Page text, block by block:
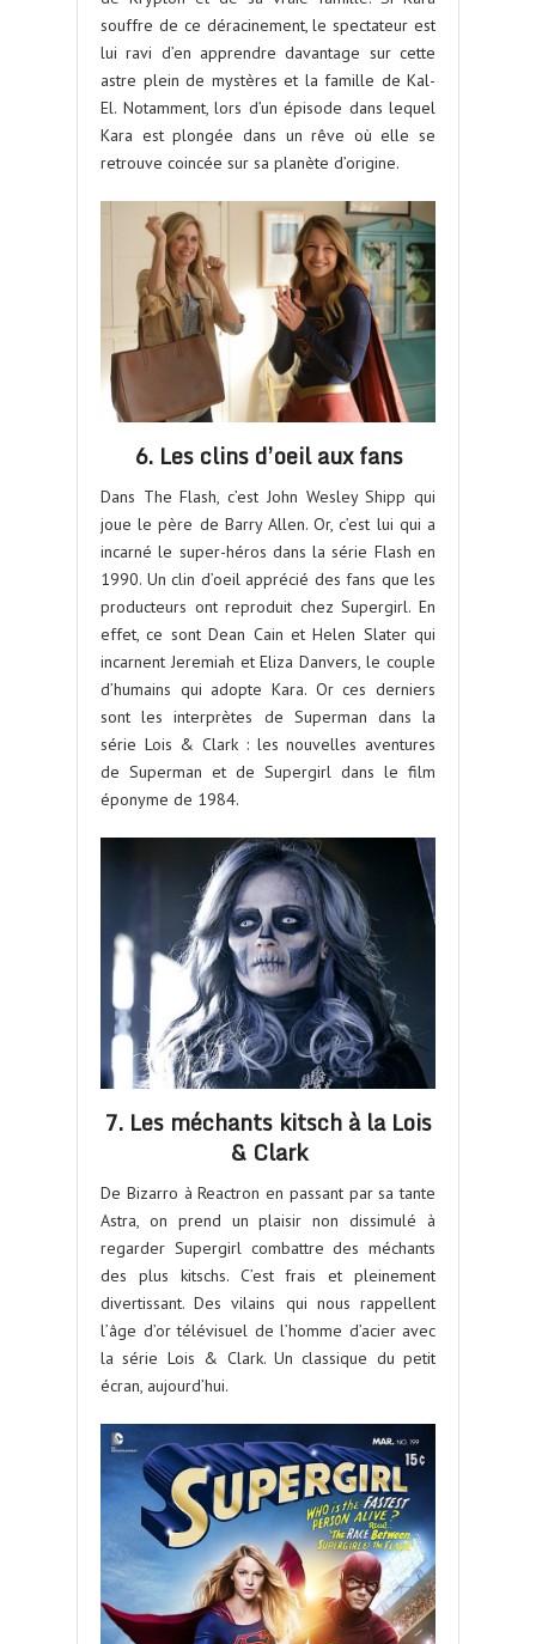
souffre de ce déracinement, le spectateur est
lui ravi d’en apprendre davantage sur cette
astre plein de mystères et la famille de Kal-
El. Notamment, lors d’un épisode dans lequel
Kara est plongée dans un rêve où elle se
retrouve coincée sur sa planète d’origine.
6. Les clins d’oeil aux fans
Dans The Flash, c’est John Wesley Shipp qui
joue le père de Barry Allen. Or, c’est lui qui a
incarné le super-héros dans la série Flash en
1990. Un clin d’oeil apprécié des fans que les
producteurs ont reproduit chez Supergirl. En
effet, ce sont Dean Cain et Helen Slater qui
incarnent Jeremiah et Eliza Danvers, le couple
d’humains qui adopte Kara. Or ces derniers
sont les interprètes de Superman dans la
série Lois & Clark : les nouvelles aventures
de Superman et de Supergirl dans le film
éponyme de 1984.
7. Les méchants kitsch à la Lois
& Clark
De Bizarro à Reactron en passant par sa tante
Astra, on prend un plaisir non dissimulé à
regarder Supergirl combattre des méchants
des plus kitschs. C’est frais et pleinement
divertissant. Des vilains qui nous rappellent
l’âge d’or télévisuel de l’homme d’acier avec
la série Lois & Clark. Un classique du petit
écran, aujourd’hui.